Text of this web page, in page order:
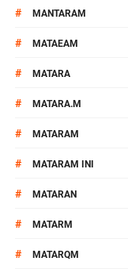
# MANTARAM
# MATAEAM
# MATARA
# MATARA.M
# MATARAM
# MATARAM INI
# MATARAN
# MATARM
# MATARQM